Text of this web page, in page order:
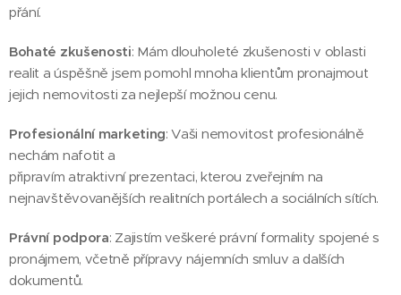
přání.
Bohaté zkušenosti: Mám dlouholeté zkušenosti v oblasti
realit a úspěšně jsem pomohl mnoha klientům pronajmout
jejich nemovitosti za nejlepší možnou cenu.
Profesionální marketing: Vaši nemovitost profesionálně
nechám nafotit a
připravím atraktivní prezentaci, kterou zveřejním na
nejnavštěvovanějších realitních portálech a sociálních sítích.
Právní podpora: Zajistím veškeré právní formality spojené s
pronájmem, včetně přípravy nájemních smluv a dalších
dokumentů.